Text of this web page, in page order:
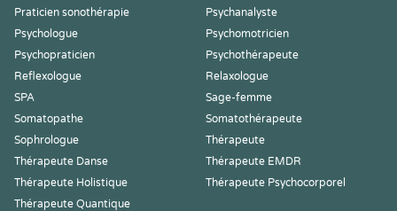
Praticien sonothérapie
Psychanalyste
Psychologue
Psychomotricien
Psychopraticien
Psychothérapeute
Reflexologue
Relaxologue
SPA
Sage-femme
Somatopathe
Somatothérapeute
Sophrologue
Thérapeute
Thérapeute Danse
Thérapeute EMDR
Thérapeute Holistique
Thérapeute Psychocorporel
Thérapeute Quantique